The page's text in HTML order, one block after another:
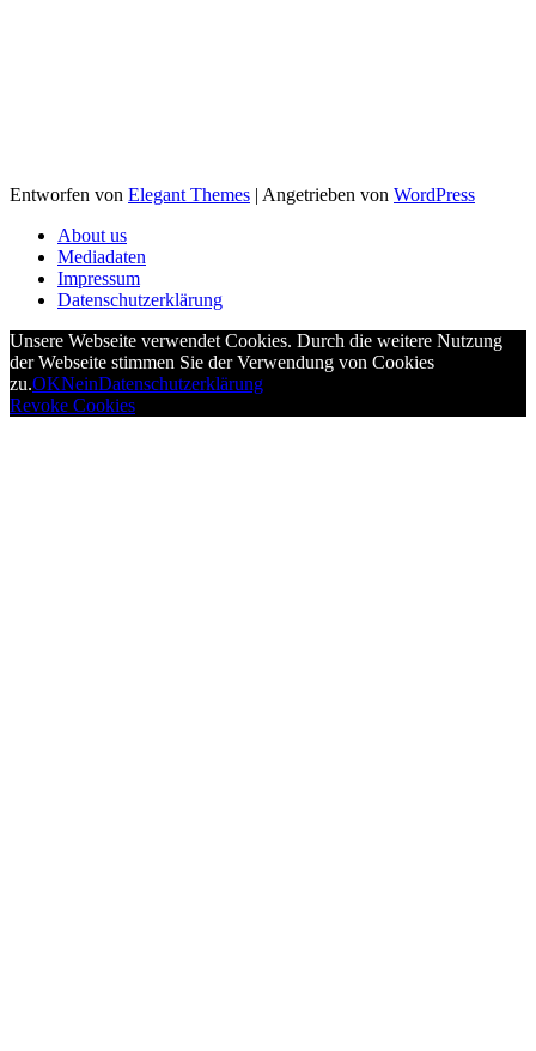
Entworfen von Elegant Themes | Angetrieben von WordPress
About us
Mediadaten
Impressum
Datenschutzerklärung
Unsere Webseite verwendet Cookies. Durch die weitere Nutzung
der Webseite stimmen Sie der Verwendung von Cookies
zu.OKNeinDatenschutzerklärung
Revoke Cookies